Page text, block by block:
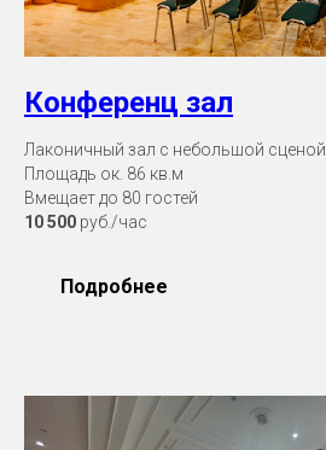
Конференц зал
Лаконичный зал с небольшой сценой
Площадь ок. 86 кв.м
Вмещает до 80 гостей
10 500 руб./час
Подробнее